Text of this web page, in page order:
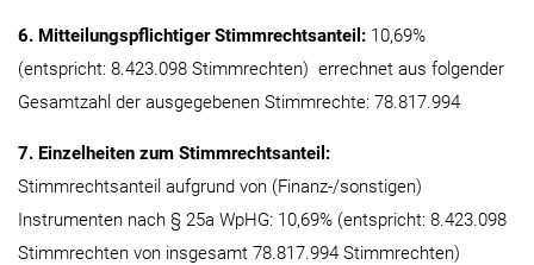
6. Mitteilungspflichtiger Stimmrechtsanteil: 10,69%
(entspricht: 8.423.098 Stimmrechten) errechnet aus folgender
Gesamtzahl der ausgegebenen Stimmrechte: 78.817.994
7. Einzelheiten zum Stimmrechtsanteil:
Stimmrechtsanteil aufgrund von (Finanz-/sonstigen)
Instrumenten nach § 25a WpHG: 10,69% (entspricht: 8.423.098
Stimmrechten von insgesamt 78.817.994 Stimmrechten)